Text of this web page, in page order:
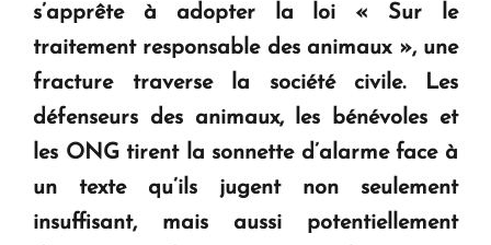
Le premier hôtel Hyatt Regency d'Arménie
ouvrira ses portes à Dilijan
s’apprête à adopter la loi « Sur le
traitement responsable des animaux », une
fracture traverse la société civile. Les
défenseurs des animaux, les bénévoles et
les ONG tirent la sonnette d’alarme face à
un texte qu’ils jugent non seulement
insuffisant, mais aussi potentiellement